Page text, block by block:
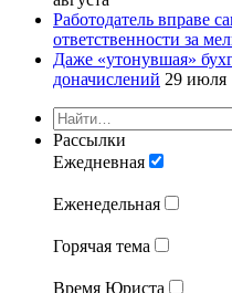
Работодатель вправе
ответственности за
Даже «утонувшая»
доначислений 29 июля
Рассылки
Ежедневная
Еженедельная
Горячая тема
Время Юриста